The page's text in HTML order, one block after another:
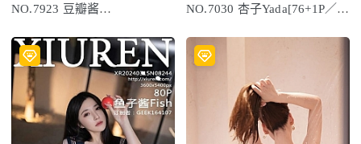
NO.7923 豆瓣酱
NO.7030 杏子Yada[76+1P／